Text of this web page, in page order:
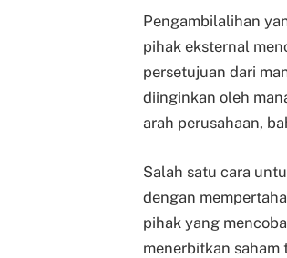
Pengambilalihan
pihak eksternal
persetujuan dari
diinginkan oleh
arah perusahaan,
Salah satu cara
dengan
pihak yang
menerbitkan saham